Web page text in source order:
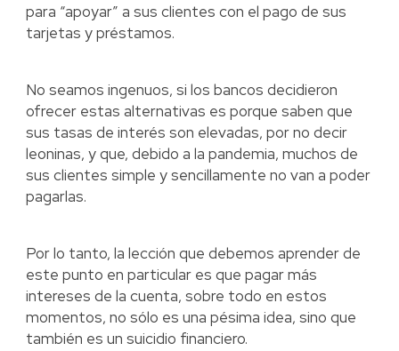
para “apoyar” a sus clientes con el pago de sus
tarjetas y préstamos.
No seamos ingenuos, si los bancos decidieron
ofrecer estas alternativas es porque saben que
sus tasas de interés son elevadas, por no decir
leoninas, y que, debido a la pandemia, muchos de
sus clientes simple y sencillamente no van a poder
pagarlas.
Por lo tanto, la lección que debemos aprender de
este punto en particular es que pagar más
intereses de la cuenta, sobre todo en estos
momentos, no sólo es una pésima idea, sino que
también es un suicidio financiero.